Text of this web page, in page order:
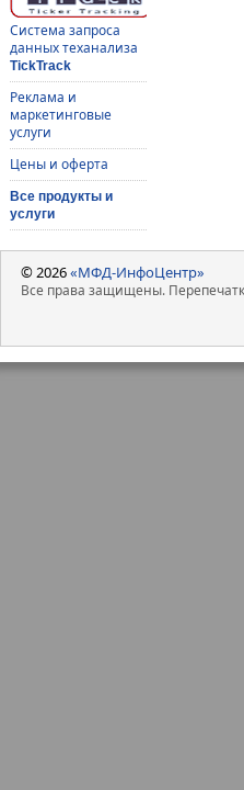
Система запроса
данных теханализа
TickTrack
Реклама и
маркетинговые
услуги
Цены и оферта
Все продукты и
услуги
© 2026«МФД-ИнфоЦентр»
Все права защищены.